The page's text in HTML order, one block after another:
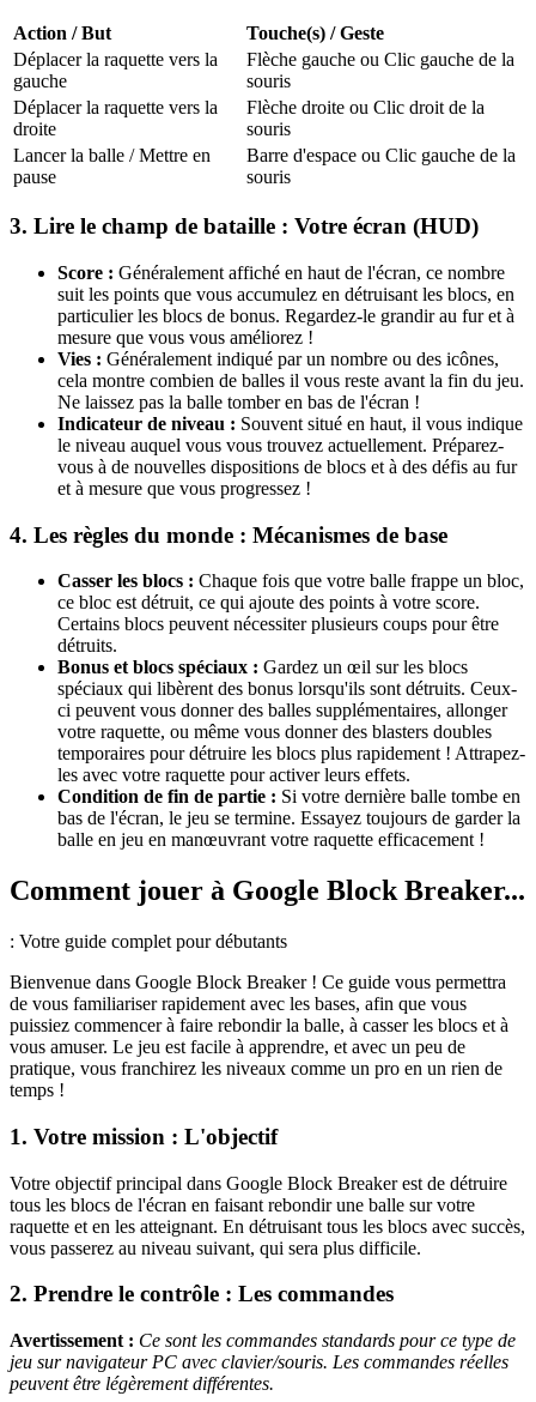
Action / But
Touche(s) / Geste
Déplacer la raquette vers la
gauche
Flèche gauche ou Clic gauche de la
souris
Déplacer la raquette vers la
droite
Flèche droite ou Clic droit de la
souris
Lancer la balle / Mettre en
pause
Barre d'espace ou Clic gauche de la
souris
3. Lire le champ de bataille : Votre écran (HUD)
Score : Généralement affiché en haut de l'écran, ce nombre
suit les points que vous accumulez en détruisant les blocs, en
particulier les blocs de bonus. Regardez-le grandir au fur et à
mesure que vous vous améliorez !
Vies : Généralement indiqué par un nombre ou des icônes,
cela montre combien de balles il vous reste avant la fin du jeu.
Ne laissez pas la balle tomber en bas de l'écran !
Indicateur de niveau : Souvent situé en haut, il vous indique
le niveau auquel vous vous trouvez actuellement. Préparez-
vous à de nouvelles dispositions de blocs et à des défis au fur
et à mesure que vous progressez !
4. Les règles du monde : Mécanismes de base
Casser les blocs : Chaque fois que votre balle frappe un bloc,
ce bloc est détruit, ce qui ajoute des points à votre score.
Certains blocs peuvent nécessiter plusieurs coups pour être
détruits.
Bonus et blocs spéciaux : Gardez un œil sur les blocs
spéciaux qui libèrent des bonus lorsqu'ils sont détruits. Ceux-
ci peuvent vous donner des balles supplémentaires, allonger
votre raquette, ou même vous donner des blasters doubles
temporaires pour détruire les blocs plus rapidement ! Attrapez-
les avec votre raquette pour activer leurs effets.
Condition de fin de partie : Si votre dernière balle tombe en
bas de l'écran, le jeu se termine. Essayez toujours de garder la
balle en jeu en manœuvrant votre raquette efficacement !
Comment jouer à Google Block Breaker...
: Votre guide complet pour débutants
Bienvenue dans Google Block Breaker ! Ce guide vous permettra
de vous familiariser rapidement avec les bases, afin que vous
puissiez commencer à faire rebondir la balle, à casser les blocs et à
vous amuser. Le jeu est facile à apprendre, et avec un peu de
pratique, vous franchirez les niveaux comme un pro en un rien de
temps !
1. Votre mission : L'objectif
Votre objectif principal dans Google Block Breaker est de détruire
tous les blocs de l'écran en faisant rebondir une balle sur votre
raquette et en les atteignant. En détruisant tous les blocs avec succès,
vous passerez au niveau suivant, qui sera plus difficile.
2. Prendre le contrôle : Les commandes
Avertissement : Ce sont les commandes standards pour ce type de
jeu sur navigateur PC avec clavier/souris. Les commandes réelles
peuvent être légèrement différentes.